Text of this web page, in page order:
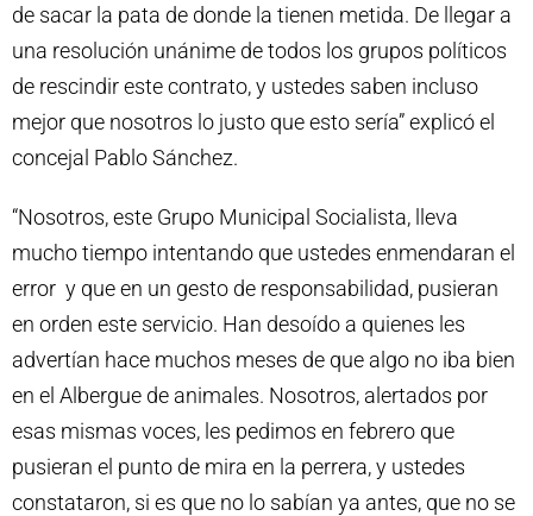
de sacar la pata de donde la tienen metida. De llegar a
una resolución unánime de todos los grupos políticos
de rescindir este contrato, y ustedes saben incluso
mejor que nosotros lo justo que esto sería” explicó el
concejal Pablo Sánchez.
“Nosotros, este Grupo Municipal Socialista, lleva
mucho tiempo intentando que ustedes enmendaran el
error y que en un gesto de responsabilidad, pusieran
en orden este servicio. Han desoído a quienes les
advertían hace muchos meses de que algo no iba bien
en el Albergue de animales. Nosotros, alertados por
esas mismas voces, les pedimos en febrero que
pusieran el punto de mira en la perrera, y ustedes
constataron, si es que no lo sabían ya antes, que no se